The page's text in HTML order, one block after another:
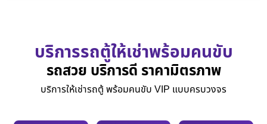
บริการรถตู้ให้เช่าพร้อมคนขับ
รถสวย บริการดี ราคามิตรภาพ
บริการให้เช่ารถตู้ พร้อมคนขับ VIP แบบครบวงจร